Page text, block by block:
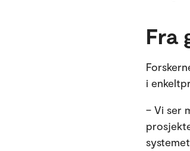
Fra
i
– Vi ser